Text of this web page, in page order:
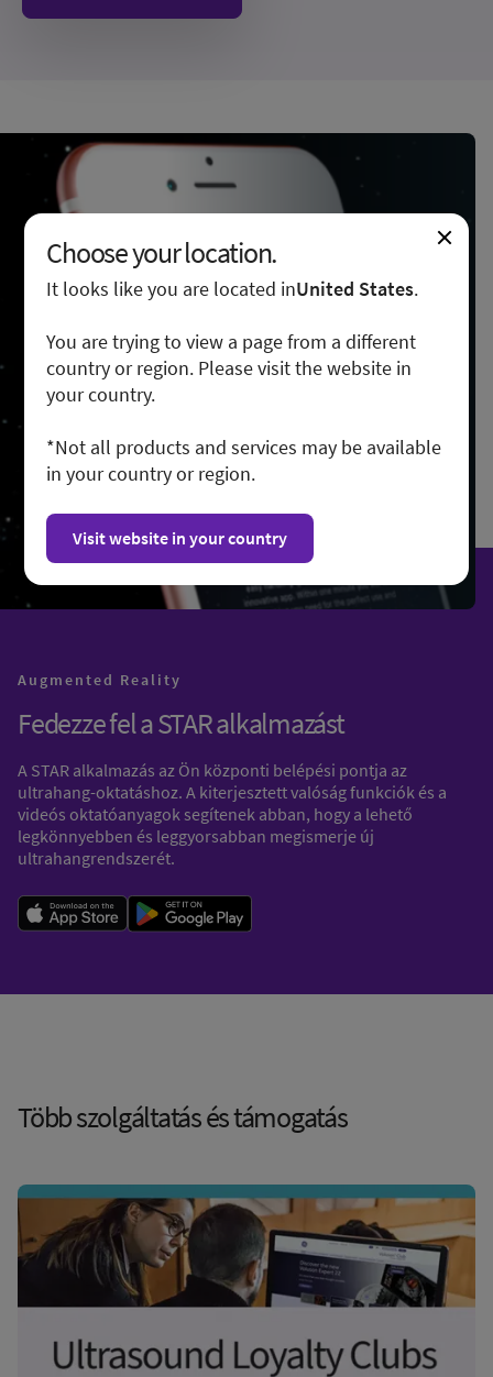
Augmented Reality
Fedezze fel a STAR alkalmazást
A STAR alkalmazás az Ön központi belépési pontja az
ultrahang-oktatáshoz. A kiterjesztett valóság funkciók és a
videós oktatóanyagok segítenek abban, hogy a lehető
legkönnyebben és leggyorsabban megismerje új
ultrahangrendszerét.
Több szolgáltatás és támogatás
Choose your location.
It looks like you are located inUnited States.
You are trying to view a page from a different
country or region. Please visit the website in
your country.
*Not all products and services may be available
in your country or region.
Visit website in your country